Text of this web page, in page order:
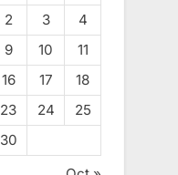
2 3
4
9 10
11
16 17
18
23 24
25
30